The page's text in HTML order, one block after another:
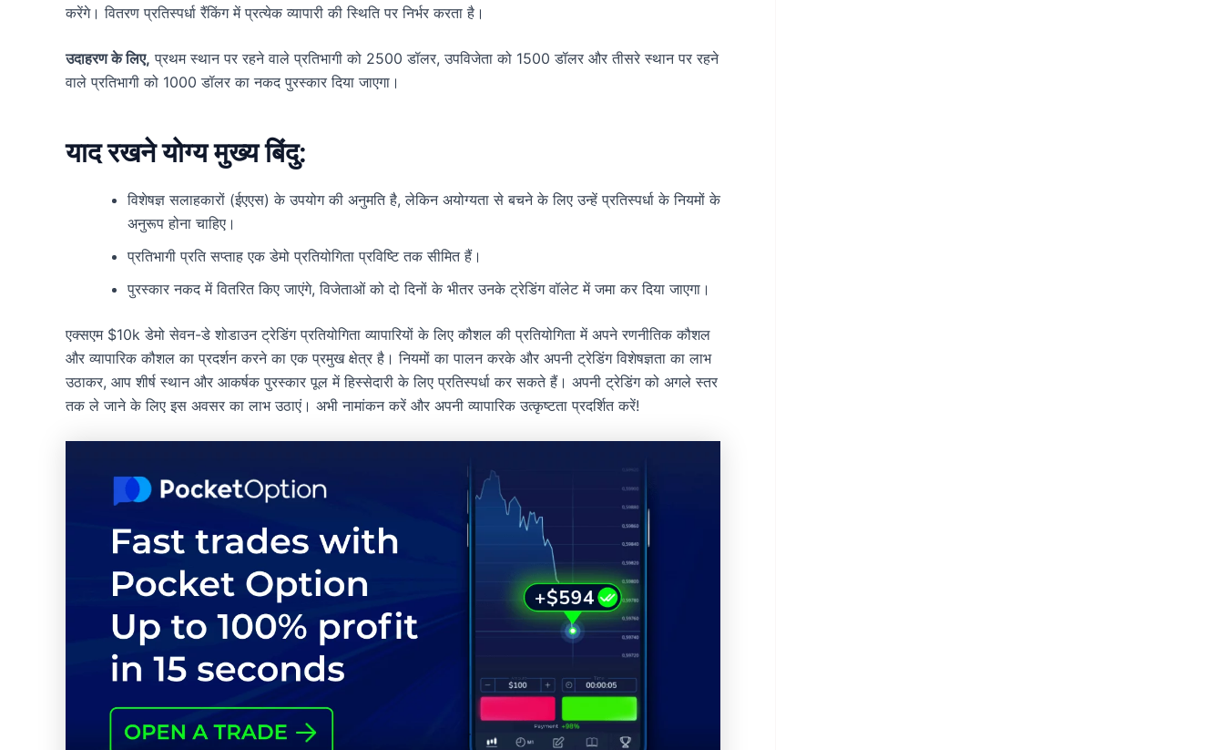
करेंगे। वितरण प्रतिस्पर्धा रैंकिंग में प्रत्येक व्यापारी की स्थिति पर निर्भर करता है।
उदाहरण के लिए, प्रथम स्थान पर रहने वाले प्रतिभागी को 2500 डॉलर, उपविजेता को 1500 डॉलर और तीसरे स्थान पर रहने
वाले प्रतिभागी को 1000 डॉलर का नकद पुरस्कार दिया जाएगा।
याद रखने योग्य मुख्य बिंदु:
विशेषज्ञ सलाहकारों (ईएएस) के उपयोग की अनुमति है, लेकिन अयोग्यता से बचने के लिए उन्हें प्रतिस्पर्धा के नियमों के
अनुरूप होना चाहिए।
प्रतिभागी प्रति सप्ताह एक डेमो प्रतियोगिता प्रविष्टि तक सीमित हैं।
पुरस्कार नकद में वितरित किए जाएंगे, विजेताओं को दो दिनों के भीतर उनके ट्रेडिंग वॉलेट में जमा कर दिया जाएगा।
एक्सएम $10k डेमो सेवन-डे शोडाउन ट्रेडिंग प्रतियोगिता व्यापारियों के लिए कौशल की प्रतियोगिता में अपने रणनीतिक कौशल
और व्यापारिक कौशल का प्रदर्शन करने का एक प्रमुख क्षेत्र है। नियमों का पालन करके और अपनी ट्रेडिंग विशेषज्ञता का लाभ
उठाकर, आप शीर्ष स्थान और आकर्षक पुरस्कार पूल में हिस्सेदारी के लिए प्रतिस्पर्धा कर सकते हैं। अपनी ट्रेडिंग को अगले स्तर
तक ले जाने के लिए इस अवसर का लाभ उठाएं। अभी नामांकन करें और अपनी व्यापारिक उत्कृष्टता प्रदर्शित करें!